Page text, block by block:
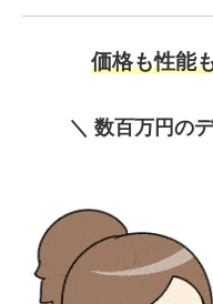
価格も性能
＼ 数百万円の